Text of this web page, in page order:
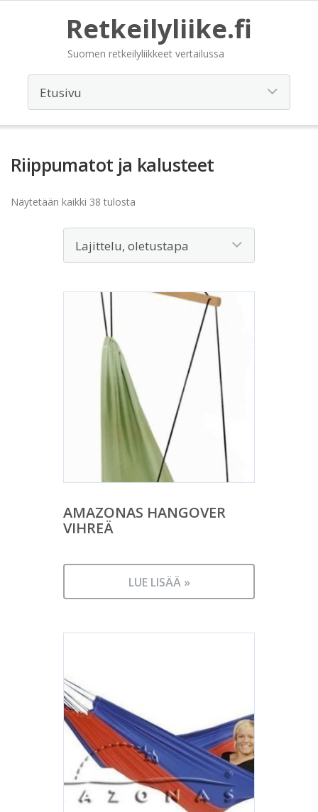
Retkeilyliike.fi
Suomen retkeilyliikkeet vertailussa
Riippumatot ja kalusteet
Näytetään kaikki 38 tulosta
AMAZONAS HANGOVER
VIHREÄ
LUE LISÄÄ »